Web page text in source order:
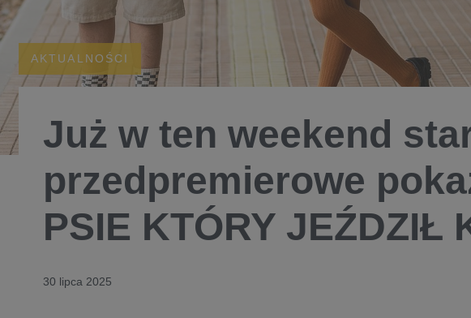
AKTUALNOŚCI
Już w ten weekend
przedpremierowe
PSIE KTÓRY JEŹDZIŁ
30 lipca 2025